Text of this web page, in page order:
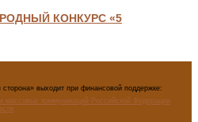
КОНКУРС «5
выходит при финансовой поддержке:
массовых коммуникаций Российской Федерации